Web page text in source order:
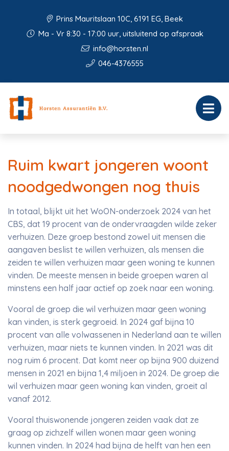
Prins Mauritslaan 10C, 6191 EG, Beek
Ma - Vr 8:30 - 17:00 uur, uitsluitend op afspraak
info@horsten.nl
046-4376555
Ruim kwart jongeren woont
noodgedwongen nog thuis
In totaal, blijkt uit het WoON-onderzoek 2024 van het
CBS, dat 19 procent van de ondervraagden wilde zeker
verhuizen. Deze groep bestond zowel uit mensen die
aangaven beslist te willen verhuizen, als mensen die
zeiden te willen verhuizen maar geen woning te kunnen
vinden. De meeste mensen in beide groepen waren al
minstens een half jaar actief op zoek naar een woning.
Vooral de groep die wil verhuizen maar geen woning
kan vinden, is sterk gegroeid. In 2024 gaf bijna 10
procent van alle volwassenen in Nederland aan te willen
verhuizen, maar niets te kunnen vinden. In 2021 was dit
nog ruim 6 procent. Dat komt neer op bijna 900 duizend
mensen in 2021 en bijna 1,4 miljoen in 2024. De groep die
wil verhuizen maar geen woning kan vinden, groeit al
vanaf 2012.
Vooral thuiswonende jongeren zeiden vaak dat ze
graag op zichzelf willen wonen maar geen woning
kunnen vinden. In 2024 had bijna de helft van hen een